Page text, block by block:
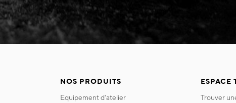
NOS PRODUITS
equipement d'atelier
ESPACE
trouver